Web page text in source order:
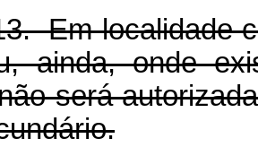
Em localidade
ainda, onde
será